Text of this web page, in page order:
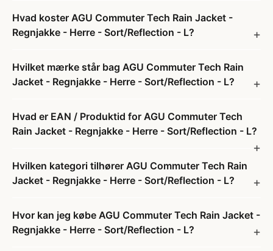
Hvad koster AGU Commuter Tech Rain Jacket -
Regnjakke - Herre - Sort/Reflection - L?
Hvilket mærke står bag AGU Commuter Tech Rain
Jacket - Regnjakke - Herre - Sort/Reflection - L?
Hvad er EAN / Produktid for AGU Commuter Tech
Rain Jacket - Regnjakke - Herre - Sort/Reflection - L?
Hvilken kategori tilhører AGU Commuter Tech Rain
Jacket - Regnjakke - Herre - Sort/Reflection - L?
Hvor kan jeg købe AGU Commuter Tech Rain Jacket -
Regnjakke - Herre - Sort/Reflection - L?